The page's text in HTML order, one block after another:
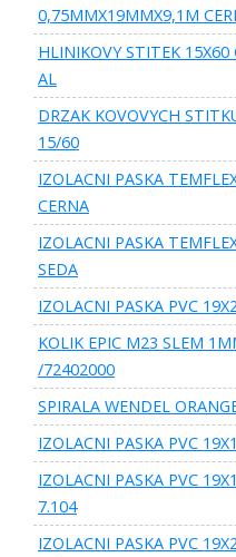
0,75MMX19MMX9,1M
HLINIKOVY STITEK 15X60
AL
DRZAK KOVOVYCH
15/60
IZOLACNI PASKA
CERNA
IZOLACNI PASKA
SEDA
IZOLACNI PASKA PVC
KOLIK EPIC M23 SLEM
/72402000
SPIRALA WENDEL
IZOLACNI PASKA PVC
IZOLACNI PASKA PVC
7.104
IZOLACNI PASKA PVC